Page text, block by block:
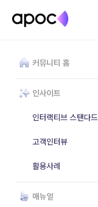
커뮤니티 홈
인사이트
인터랙티브 스탠다드
고객인터뷰
활용사례
매뉴얼